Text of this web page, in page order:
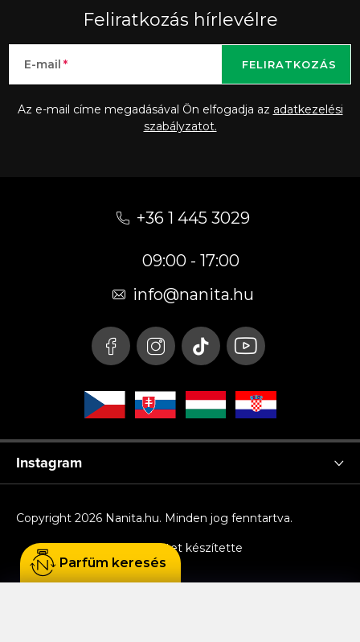
Feliratkozás hírlevélre
E-mail
Az e-mail címe megadásával Ön elfogadja az adatkezelési
szabályzatot.
FELIRATKOZÁS
+36 1 445 3029
09:00 - 17:00
info@nanita.hu
Instagram
Shoptet készítette
Copyright 2026 Nanita.hu. Minden jog fenntartva.
Parfüm keresés